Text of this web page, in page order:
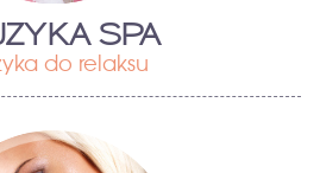
SPA
do relaksu